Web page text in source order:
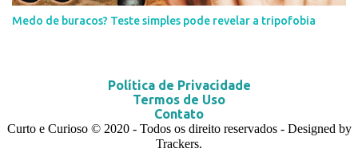
Medo de buracos? Teste simples pode revelar a tripofobia
Política de Privacidade
Termos de Uso
Contato
Curto e Curioso © 2020 - Todos os direito reservados - Designed by
Trackers.